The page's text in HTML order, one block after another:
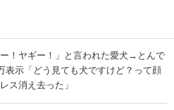
！ヤギー！」と言われた愛犬→とんで
表示「どう見ても犬ですけど？って顔
ス消え去った」